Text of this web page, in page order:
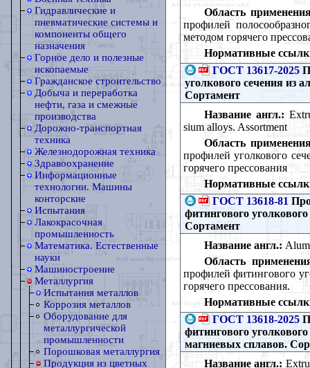
Гидравлические и
пневматические системы и
компоненты общего
назначения
Горное дело и полезные
ископаемые
Гражданское строительство
Добыча и переработка
нефти, газа и смежные
производства
Дорожно-транспортная
техника
Железнодорожная техника
Здравоохранение
Информационные
технологии. Машины
конторские
Испытания
Лакокрасочная
промышленность
Математика. Естественные
науки
Машиностроение
Металлургия
Испытания металлов
Коррозия металлов
Оборудование для
металлургической
промышленности
Порошковая металлургия
Продукция из цветных
Область
профилей
методом горячего
Нормативные
ГОСТ 13617-2025
уголкового сечения из
Сортамент
Название англ.:
sium alloys. Assortment
Область
профилей уголкового
горячего прессования
Нормативные
ГОСТ 13618-81
фитингового
Сортамент
Название англ.:
Область
профилей фитингового
горячего прессования.
Нормативные
ГОСТ 13618-2025
фитингового
магниевых сплавов.
Название англ.: